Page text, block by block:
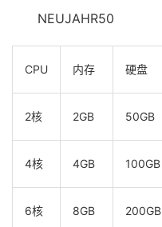
NEUJAHR50
CPU 内存 硬盘
2核 2GB 50GB
4核 4GB 100GB
6核 8GB 200GB